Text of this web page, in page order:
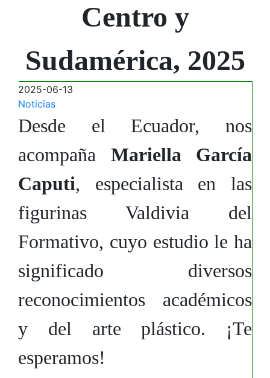
Centro y
Sudamérica, 2025
2025-06-13
Noticias
Desde el Ecuador, nos
acompaña Mariella García
Caputi, especialista en las
figurinas Valdivia del
Formativo, cuyo estudio le ha
significado diversos
reconocimientos académicos
y del arte plástico. ¡Te
esperamos!